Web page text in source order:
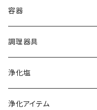
レッド
コーラル
グレー
オレンジ
オーストラリア湖塩
ハワイ天日塩
クリスタル
レッド
フランス天日塩
カマルグ
イタリア岩塩
容器
調理器具
浄化塩
浄化アイテム